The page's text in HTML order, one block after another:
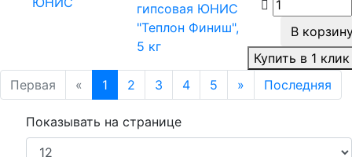
гипсовая ЮНИС
"Теплон Финиш",
5 кг
В
Купить в 1 клик
Первая
« 1 2 3 4 5 » Последняя
Показывать на странице